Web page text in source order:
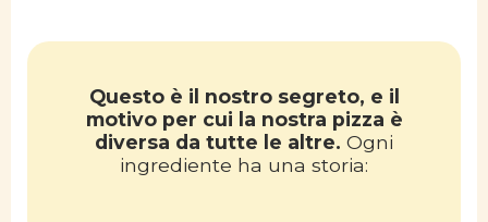
Questo è il nostro segreto, e il
motivo per cui la nostra pizza è
diversa da tutte le altre. Ogni
ingrediente ha una storia: